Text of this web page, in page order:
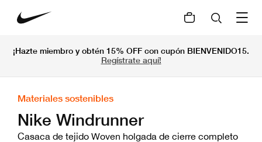
¡Hazte miembro y obtén 15% OFF con cupón BIENVENIDO15.
Regístrate aquí!
Materiales sostenibles
Nike Windrunner
Casaca de tejido Woven holgada de cierre completo